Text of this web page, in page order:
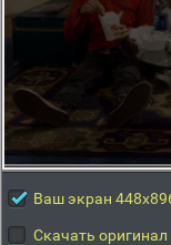
Ваш экран
Скачать оригинал